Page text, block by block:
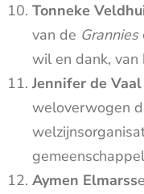
Tonneke
van de Grannies
wil en dank,
Jennifer de Vaal
weloverwogen
Aymen Elmarss